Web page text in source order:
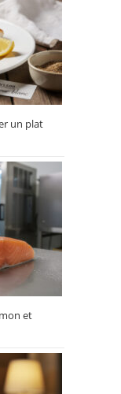
un plat
et